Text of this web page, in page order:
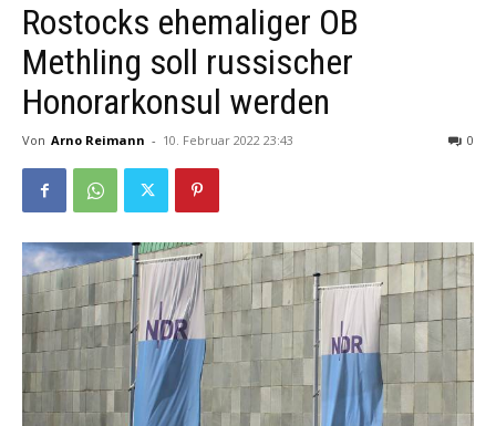
Rostocks ehemaliger OB
Methling soll russischer
Honorarkonsul werden
Von Arno Reimann - 10. Februar 2022 23:43 0